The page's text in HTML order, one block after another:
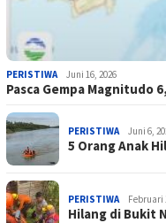
PERISTIWA Juni 16, 2026
Pasca Gempa Magnitudo
PERISTIWA Juni 6,
5 Orang Anak
PERISTIWA Februari
Hilang di Bukit